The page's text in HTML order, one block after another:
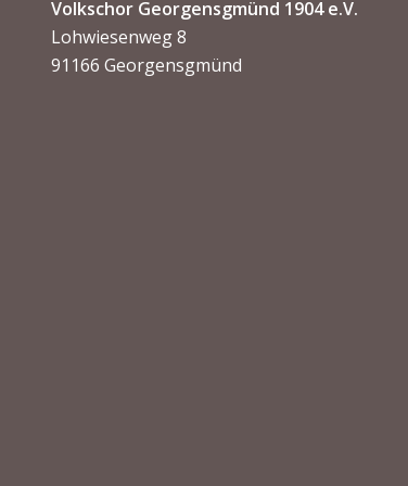
Volkschor Georgensgmünd 1904 e.V.
Lohwiesenweg 8
91166 Georgensgmünd